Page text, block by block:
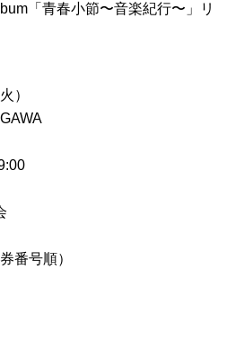
「青春小節〜音楽紀行〜」リ
）
番号順）